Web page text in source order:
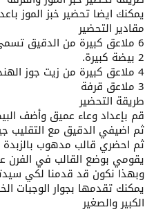
يمكنك ايضا تحضير خبز الموز
مقادير التحضير
6 ملاعق كبيرة من الدقيق تسمى الدقيق الروسي.
2 بيضة كبيرة.
4 ملاعق كبيرة من زيت جوز الهند.
3 ملاعق قرفة
طريقة التحضير
قم بإعداد وعاء عميق وأضف
ثم اضيفي الدقيق مع التقليب
ثم احضري قالب مدهوب
يقومي بوضع القالب في الفرن علي درجة حرارة 200 درجة لمدة ساعة ثم
وبهذا نكون قد قدمنا لكي
يمكنك تقدمها بجوار الوجبات
الكبير والصغير